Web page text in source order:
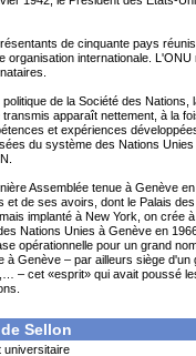
de cinquante pays
organisation internationale.
de la Société des
transmis apparaît nettement, à la
et expériences
du système des Nations
Assemblée tenue à Genève
et de ses avoirs, dont le Palais
implanté à New York, on crée
Nations Unies à Genève en
opérationnelle pour un grand
à Genève – par ailleurs siège
– cet «esprit» qui avait poussé
Sellon
universitaire